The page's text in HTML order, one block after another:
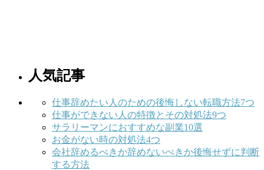
人気記事
仕事辞めたい人のための後悔しない転職方法7つ
仕事ができない人の特徴とその対処法9つ
サラリーマンにおすすめな副業10選
お金がない時の対処法4つ
会社辞めるべきか辞めないべきか後悔せずに判断
する方法